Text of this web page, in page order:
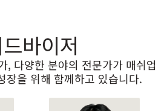
바이저
, 다양한 분야의 전문가가 매쉬업
장을 위해 함께하고 있습니다.